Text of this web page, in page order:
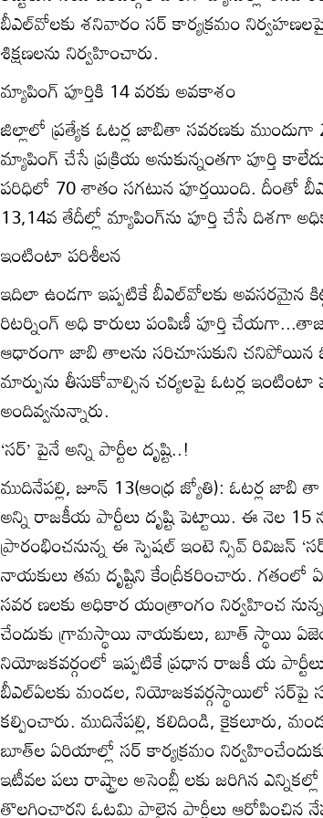
బీఎల్‌వోలకు శనివారం సర్‌ కార్యక్రమం నిర్వహణలపై
శిక్షణలను నిర్వహించారు.
మ్యాపింగ్‌ పూర్తికి 14 వరకు అవకాశం
జిల్లాలో ప్రత్యేక ఓటర్ల జాబితా సవరణకు
మ్యాపింగ్‌ చేసే ప్రక్రియ అనుకున్నంతగా పూర్తి
పరిధిలో 70 శాతం సగటున పూర్తయింది. దీంతో
13,14వ తేదీల్లో మ్యాపింగ్‌ను పూర్తి చేసే దిశగా
ఇంటింటా పరిశీలన
ఇదిలా ఉండగా ఇప్పటికే బీఎల్‌వోలకు అవసరమైన
రిటర్నింగ్‌ అధి కారులు పంపిణీ పూర్తి
ఆధారంగా జాబి తాలను సరిచూసుకుని చనిపోయిన
మార్పును తీసుకోవాల్సిన చర్యలపై ఓటర్ల
అందివ్వనున్నారు.
‘సర్‌’ పైనే అన్ని పార్టీల దృష్టి..!
ముదినేపల్లి, జూన్‌ 13(ఆంధ్ర జ్యోతి): ఓటర్ల జాబి
అన్ని రాజకీయ పార్టీలు దృష్టి పెట్టాయి. ఈ నెల 15
ప్రారంభించనున్న ఈ స్పెషల్‌ ఇంటె న్సివ్‌ రివిజన్‌
నాయకులు తమ దృష్టిని కేంద్రీకరించారు.
సవర ణలకు అధికార యంత్రాంగం నిర్వహించ నున్న
చేందుకు గ్రామస్థాయి నాయకులు, బూత్‌ స్థాయి
నియోజకవర్గంలో ఇప్పటికే ప్రధాన రాజకీ య
బీఎల్‌ఏలకు మండల, నియోజకవర్గస్థాయిలో
కల్పించారు. ముదినేపల్లి, కలిదిండి, కైకలూరు,
బూత్‌ల ఏరియాల్లో సర్‌ కార్యక్రమం
ఇటీవల పలు రాష్ట్రాల అసెంబ్లీ లకు జరిగిన
తొలగించారని ఓటమి పాలైన పార్టీలు ఆరోపించిన